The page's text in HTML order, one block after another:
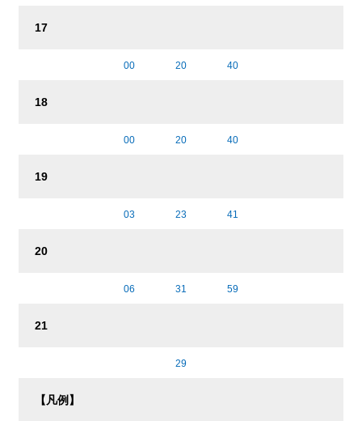
17
00 20 40
18
00 20 40
19
03 23 41
20
06 31 59
21
29
【凡例】